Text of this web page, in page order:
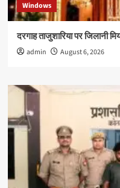
Windows
दरगाह ताजुशारिया पर जिलानी
admin August 6, 2026